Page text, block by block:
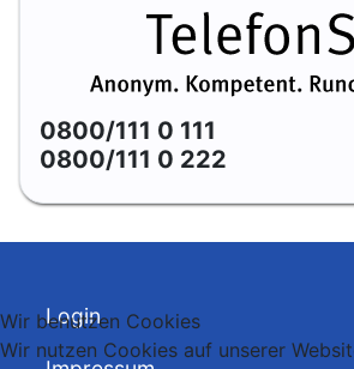
0800/111 0 111
0800/111 0 222
Login
Wir benutzen Cookies
Wir nutzen Cookies auf unserer